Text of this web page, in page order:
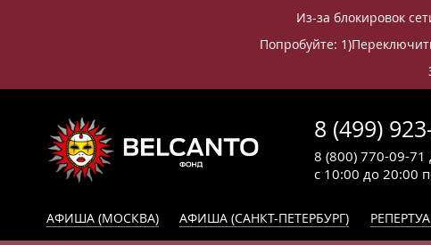
Из-за блокировок
Попробуйте:
8 (499)
с 10:00 до 20:00
8 (800) 770-09-71
АФИША (МОСКВА) АФИША (САНКТ-ПЕТЕРБУРГ)